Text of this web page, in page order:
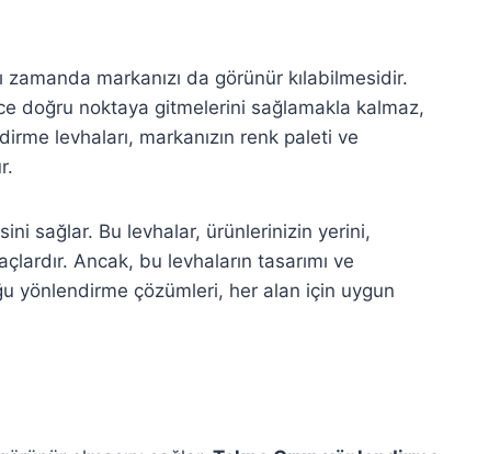
markanızı da görünür kılabilmesidir.
doğru noktaya gitmelerini sağlamakla kalmaz,
levhaları, markanızın renk paleti ve
sağlar. Bu levhalar, ürünlerinizin yerini,
Ancak, bu levhaların tasarımı ve
yönlendirme çözümleri, her alan için uygun